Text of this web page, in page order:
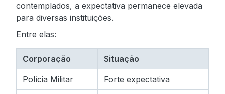
contemplados, a expectativa permanece elevada
para diversas instituições.
Entre elas:
Corporação Situação
Polícia Militar Forte expectativa